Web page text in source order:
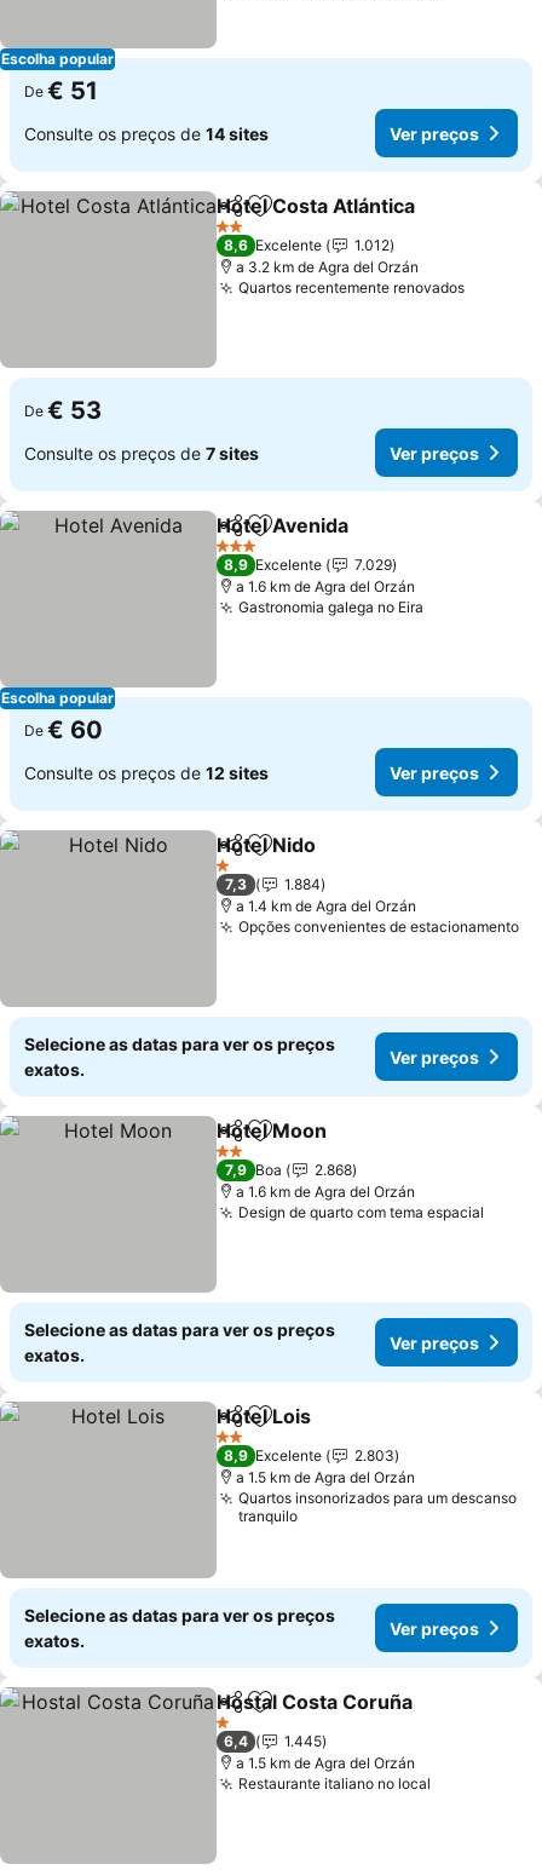
Escolha popular
De € 51
Consulte os preços de 14 sites Ver preços
PartilharAdicionar aos favoritos
Hotel Costa Atlántica
2 Estrelas
8,6 Excelente
1.012
a 3.2 km de Agra del Orzán
Quartos recentemente renovados
De € 53
Consulte os preços de 7 sites Ver preços
Escolha popular
PartilharAdicionar aos favoritos
Hotel Avenida
3 Estrelas
8,9 Excelente
7.029
a 1.6 km de Agra del Orzán
Gastronomia galega no Eira
De € 60
Consulte os preços de 12 sites Ver preços
PartilharAdicionar aos favoritos
Hotel Nido
1 Estrelas
7,3
1.884
a 1.4 km de Agra del Orzán
Opções convenientes de estacionamento
Selecione as datas para ver os preços
exatos.
Ver preços
PartilharAdicionar aos favoritos
Hotel Moon
2 Estrelas
7,9 Boa
2.868
a 1.6 km de Agra del Orzán
Design de quarto com tema espacial
Selecione as datas para ver os preços
exatos.
Ver preços
PartilharAdicionar aos favoritos
Hotel Lois
2 Estrelas
8,9 Excelente
2.803
a 1.5 km de Agra del Orzán
Quartos insonorizados para um descanso
tranquilo
Selecione as datas para ver os preços
exatos.
Ver preços
PartilharAdicionar aos favoritos
Hostal Costa Coruña
1 Estrelas
6,4
1.445
a 1.5 km de Agra del Orzán
Restaurante italiano no local